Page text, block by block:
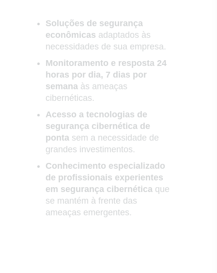
Soluções de segurança
econômicas adaptados às
necessidades de sua empresa.
Monitoramento e resposta 24
horas por dia, 7 dias por
semana às ameaças
cibernéticas.
Acesso a tecnologias de
segurança cibernética de
ponta sem a necessidade de
grandes investimentos.
Conhecimento especializado
de profissionais experientes
em segurança cibernética que
se mantém à frente das
ameaças emergentes.